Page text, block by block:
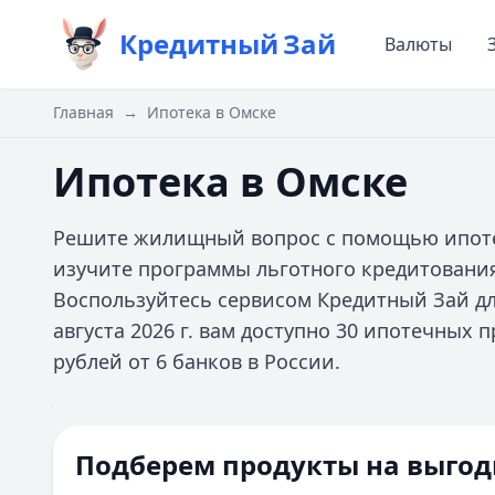
КредитныйЗай Валюты
Главная → Ипотека в Омске
Ипотека в Омске
Решите жилищный вопрос с помощью
изучите программы льготного
Воспользуйтесь сервисом Кредитный Зай
августа 2026 г. вам доступно 30
рублей от 6 банков в России.
% Все фильтры
Домклик
Цель ипотеки
Подберем продукты на